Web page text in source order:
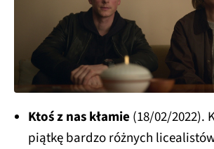
Ktoś z nas kłamie(18/02/2022).
piątkę bardzo różnych